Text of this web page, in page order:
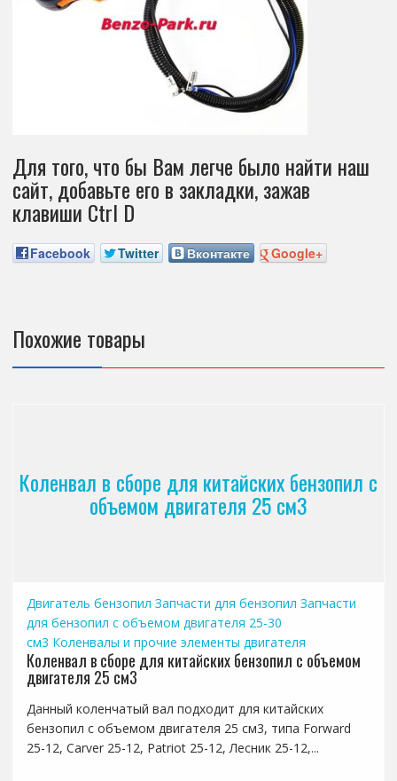
Для того, что бы Вам легче было найти наш
сайт, добавьте его в закладки, зажав
клавиши Ctrl D
Facebook Twitter Вконтакте Google+
Похожие товары
Коленвал в сборе для китайских бензопил с
объемом двигателя 25 см3
Двигатель бензопил Запчасти для бензопил Запчасти
для бензопил с объемом двигателя 25-30
см3 Коленвалы и прочие элементы двигателя
Коленвал в сборе для китайских бензопил с объемом
двигателя 25 см3
Данный коленчатый вал подходит для китайских
бензопил с объемом двигателя 25 см3, типа Forward
25-12, Carver 25-12, Patriot 25-12, Лесник 25-12,...